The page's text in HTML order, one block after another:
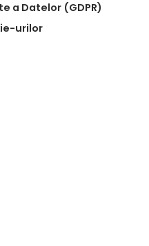
a Datelor (GDPR)
urilor